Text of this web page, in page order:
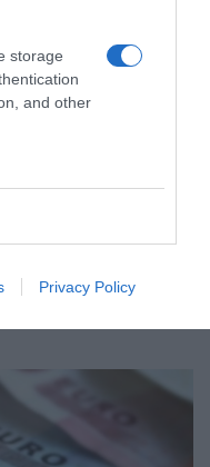
storage
and other
Privacy Policy
για νέα